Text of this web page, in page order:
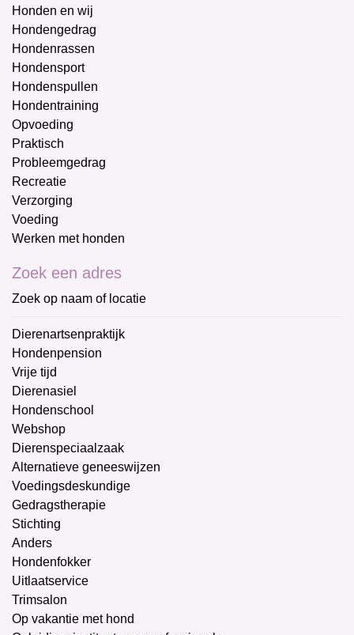
Honden en wij
Hondengedrag
Hondenrassen
Hondensport
Hondenspullen
Hondentraining
Opvoeding
Praktisch
Probleemgedrag
Recreatie
Verzorging
Voeding
Werken met honden
Zoek een adres
Zoek op naam of locatie
Dierenartsenpraktijk
Hondenpension
Vrije tijd
Dierenasiel
Hondenschool
Webshop
Dierenspeciaalzaak
Alternatieve geneeswijzen
Voedingsdeskundige
Gedragstherapie
Stichting
Anders
Hondenfokker
Uitlaatservice
Trimsalon
Op vakantie met hond